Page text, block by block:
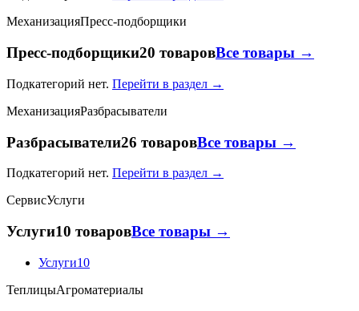
МеханизацияПресс-подборщики
Пресс-подборщики20 товаровВсе товары →
Подкатегорий нет. Перейти в раздел →
МеханизацияРазбрасыватели
Разбрасыватели26 товаровВсе товары →
Подкатегорий нет. Перейти в раздел →
СервисУслуги
Услуги10 товаровВсе товары →
Услуги10
ТеплицыАгроматериалы